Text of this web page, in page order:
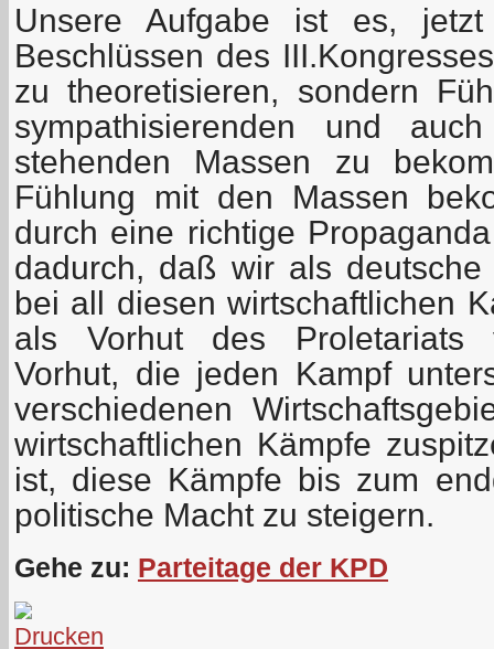
Unsere Aufgabe ist es,
Beschlüssen des
zu theoretisieren, sondern
sympathisierenden und
stehenden Massen zu
Fühlung mit den Massen
durch eine richtige
dadurch, daß wir als deutsche
bei all diesen wirtschaftlichen
als Vorhut des Proletariats
Vorhut, die jeden Kampf
verschiedenen
wirtschaftlichen Kämpfe
ist, diese Kämpfe bis zum
politische Macht zu steigern.
Gehe zu: Parteitage der KPD